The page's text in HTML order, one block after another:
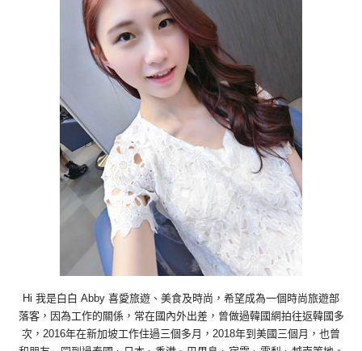
Hi 我是白白 Abby 喜愛旅遊、美食及時尚，希望成為一個時尚旅遊部
落客，因為工作的關係，常在國內外出差，曾做過韓國網拍往返韓國多
次，2016年在新加坡工作住過三個多月，2018年到美國三個月，也曾